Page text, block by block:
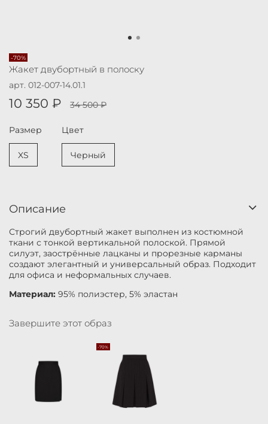
-70%
арт. 012-007-14.01.1
Жакет двубортный в полоску
10 350 ₽ 34 500 ₽
Размер
XS
Цвет
Черный
Описание
Строгий двубортный жакет выполнен из костюмной
ткани с тонкой вертикальной полоской. Прямой
силуэт, заострённые лацканы и прорезные карманы
создают элегантный и универсальный образ. Подходит
для офиса и неформальных случаев.
Материал: 95% полиэстер, 5% эластан
Завершите этот образ
-70%